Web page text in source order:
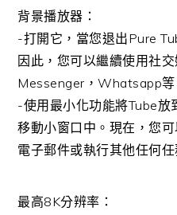
背景播放器：
-打開它，當您退出Pure
因此，您可以繼續使用社
Messenger，Whatsapp等
-使用最小化功能將Tube放
移動小窗口中。現在，您
電子郵件或執行其他任何任
最高8K分辨率：